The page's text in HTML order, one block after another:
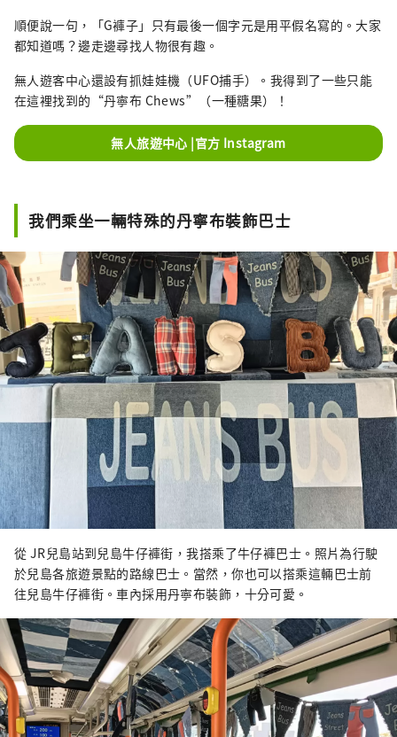
順便說一句，「G褲子」只有最後一個字元是用平假名寫的。大家
都知道嗎？邊走邊尋找人物很有趣。
無人遊客中心還設有抓娃娃機（UFO捕手）。我得到了一些只能
在這裡找到的“丹寧布 Chews”（一種糖果）！
無人旅遊中心 |官方 Instagram
我們乘坐一輛特殊的丹寧布裝飾巴士
從 JR兒島站到兒島牛仔褲街，我搭乘了牛仔褲巴士。照片為行駛
於兒島各旅遊景點的路線巴士。當然，你也可以搭乘這輛巴士前
往兒島牛仔褲街。車內採用丹寧布裝飾，十分可愛。